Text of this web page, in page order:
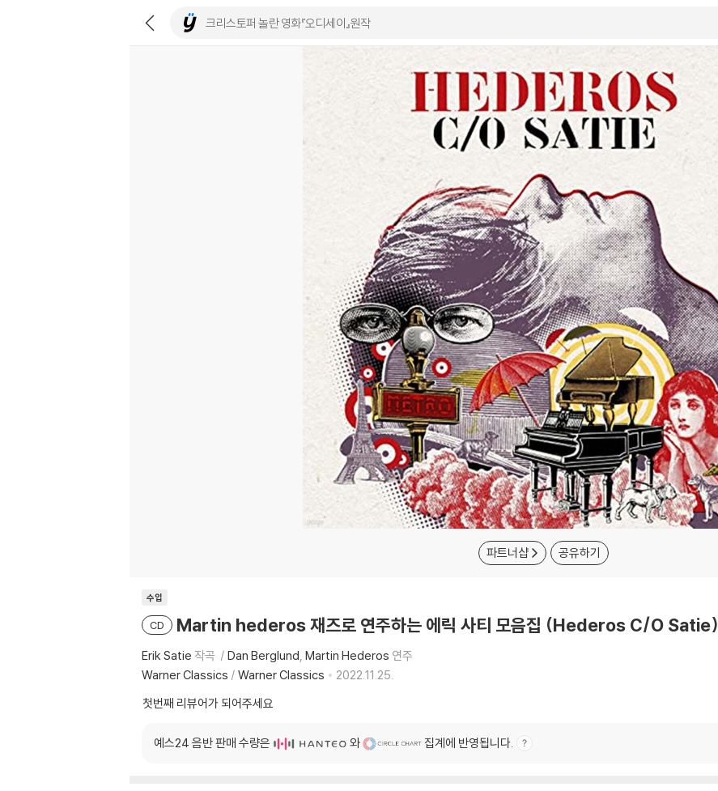
파트너샵 공유하기
수입
CD Martin hederos 재즈로 연주하는 에릭 사티 모음집 (Hederos C/O Satie)
Erik Satie 작곡 Dan Berglund Martin Hederos 연주
Warner Classics / Warner Classics
2022.11.25.
첫번째 리뷰어가 되어주세요
예스24 음반 판매 수량은 와 집계에 반영됩니다.